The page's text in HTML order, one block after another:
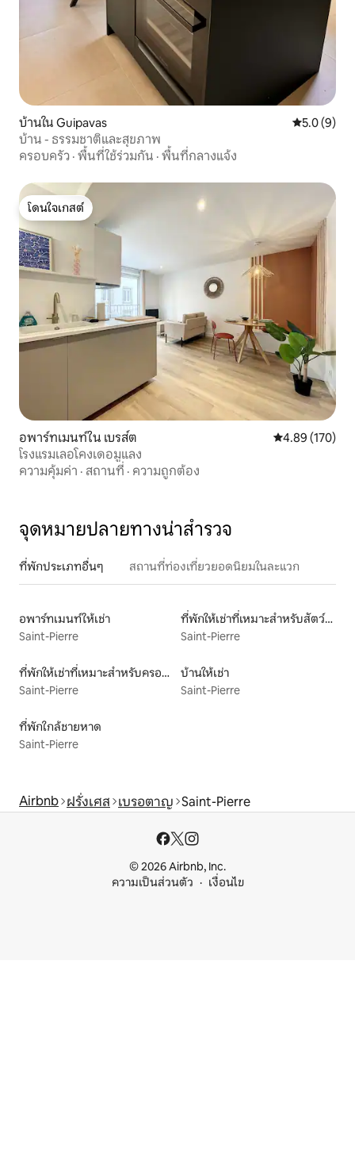
บ้านใน Guipavas คะแนนเฉลี่
5.0 (9)
บ้าน - ธรรมชาติและสุขภาพ
ครอบครัว · พื้นที่ใช้ร่วมกัน · พื้นที่กลางแจ้ง
โดนใจเกสต์
โดนใจเกสต์
อพาร์ทเมนท์ใน เบรส์ต คะแนนเฉลี่ย
4.89 (170)
โรงแรมเลอโคงเดอมูแลง
ความคุ้มค่า · สถานที่ · ความถูกต้อง
จุดหมายปลายทางน่าสำรวจ
ที่พักประเภทอื่นๆ สถานที่ท่องเที่ยวยอดนิยมในละแวก
อพาร์ทเมนท์ให้เช่า
Saint-Pierre
ที่พักให้เช่าที่เหมาะสำหรับสัตว์เลี้ยง
Saint-Pierre
ที่พักให้เช่าที่เหมาะสำหรับครอบครัว
Saint-Pierre
บ้านให้เช่า
Saint-Pierre
ที่พักใกล้ชายหาด
Saint-Pierre
Airbnb ฝรั่งเศส เบรอตาญ Saint-Pierre
© 2026 Airbnb, Inc.
ความเป็นส่วนตัว
เงื่อนไข